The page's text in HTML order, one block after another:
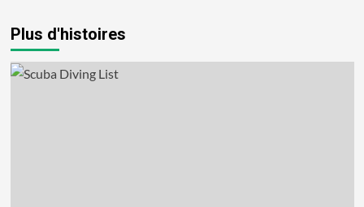
Plus d'histoires